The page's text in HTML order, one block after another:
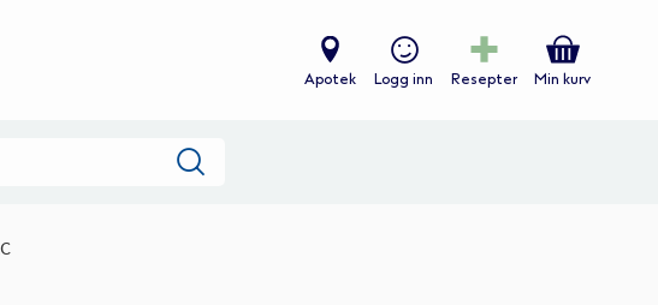
Apotek Logg inn Resepter Min kurv